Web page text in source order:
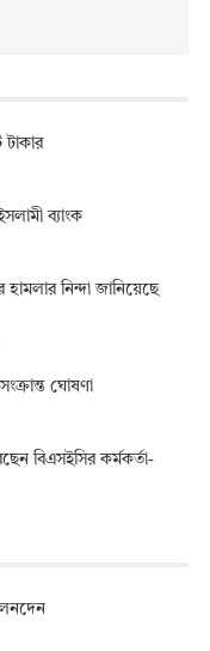
ব্যাংক
নিন্দা জানিয়েছে
ঘোষণা
বিএসইসির কর্মকর্তা-